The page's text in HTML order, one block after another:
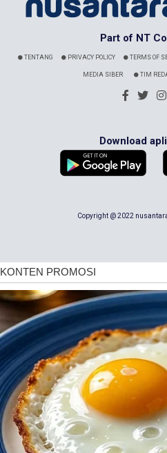
Part of NT
TENTANG PRIVACY POLICY TERMS OF
MEDIA SIBER TIM
Download
Copyright @ 2022